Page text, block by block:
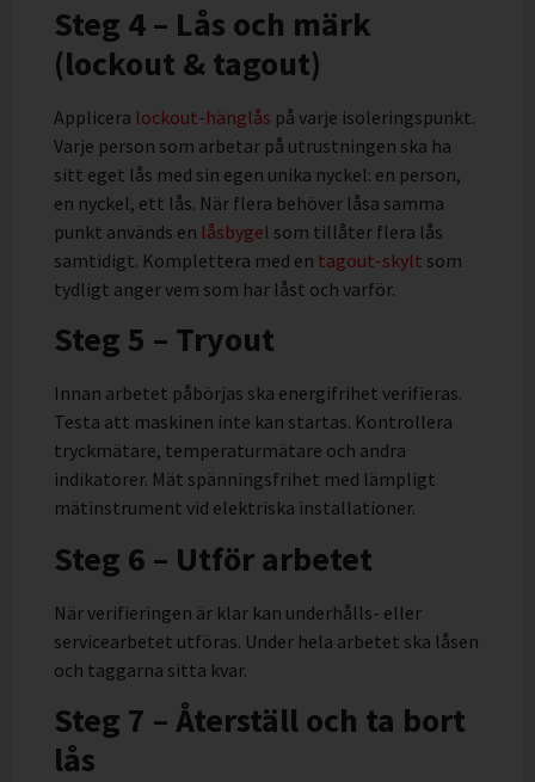
Steg 4 – Lås och märk
(lockout & tagout)
Applicera lockout-hänglås på varje isoleringspunkt.
Varje person som arbetar på utrustningen ska ha
sitt eget lås med sin egen unika nyckel: en person,
en nyckel, ett lås. När flera behöver låsa samma
punkt används en låsbygel som tillåter flera lås
samtidigt. Komplettera med en tagout-skylt som
tydligt anger vem som har låst och varför.
Steg 5 – Tryout
Innan arbetet påbörjas ska energifrihet verifieras.
Testa att maskinen inte kan startas. Kontrollera
tryckmätare, temperaturmätare och andra
indikatorer. Mät spänningsfrihet med lämpligt
mätinstrument vid elektriska installationer.
Steg 6 – Utför arbetet
När verifieringen är klar kan underhålls- eller
servicearbetet utföras. Under hela arbetet ska låsen
och taggarna sitta kvar.
Steg 7 – Återställ och ta bort
lås